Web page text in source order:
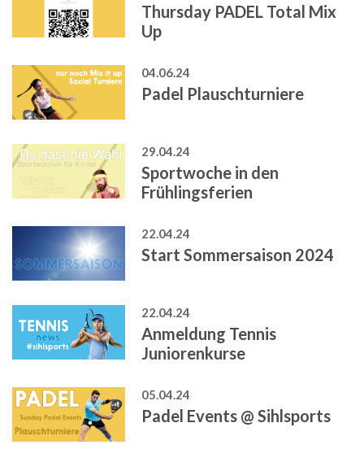
Thursday PADEL Total Mix
Up
04.06.24
Padel Plauschturniere
29.04.24
Sportwoche in den
Frühlingsferien
22.04.24
Start Sommersaison 2024
22.04.24
Anmeldung Tennis
Juniorenkurse
05.04.24
Padel Events @ Sihlsports